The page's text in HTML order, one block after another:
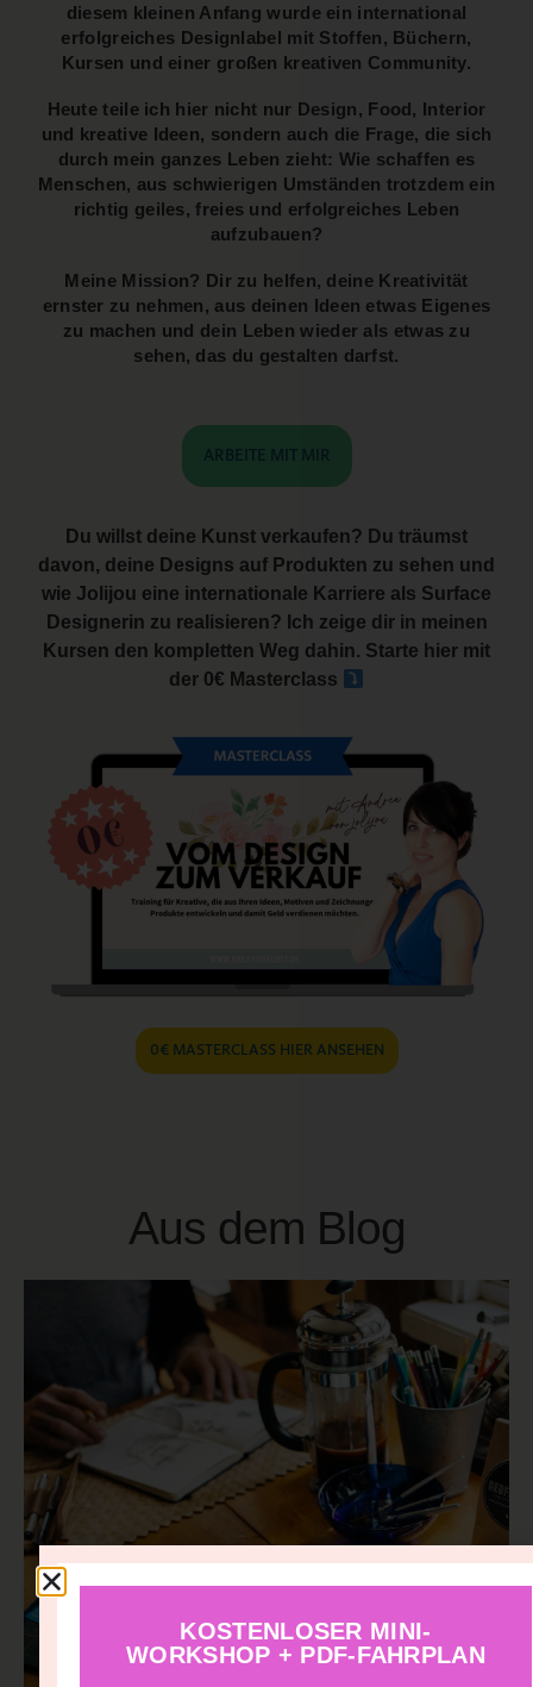
diesem kleinen Anfang wurde ein international
erfolgreiches Designlabel mit Stoffen, Büchern,
Kursen und einer großen kreativen Community.
Heute teile ich hier nicht nur Design, Food, Interior
und kreative Ideen, sondern auch die Frage, die sich
durch mein ganzes Leben zieht: Wie schaffen es
Menschen, aus schwierigen Umständen trotzdem ein
richtig geiles, freies und erfolgreiches Leben
aufzubauen?
Meine Mission? Dir zu helfen, deine Kreativität
ernster zu nehmen, aus deinen Ideen etwas Eigenes
zu machen und dein Leben wieder als etwas zu
sehen, das du gestalten darfst.
ARBEITE MIT MIR
Du willst deine Kunst verkaufen? Du träumst
davon, deine Designs auf Produkten zu sehen und
wie Jolijou eine internationale Karriere als Surface
Designerin zu realisieren? Ich zeige dir in meinen
Kursen den kompletten Weg dahin. Starte hier mit
der 0€ Masterclass
0€ MASTERCLASS HIER ANSEHEN
Aus dem Blog
KOSTENLOSER MINI-
WORKSHOP + PDF-FAHRPLAN